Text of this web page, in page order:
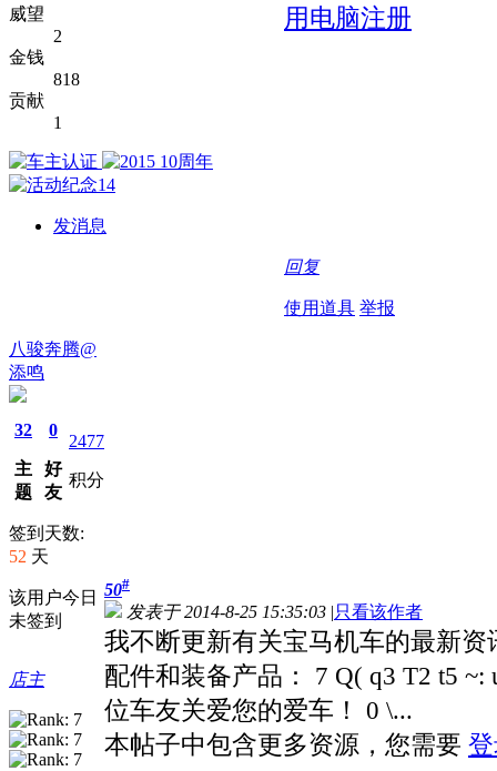
威望
2
金钱
818
贡献
1
发消息
用电脑注册
回复
使用道具 举报
八骏奔腾@
添鸣
32
主
题
0
好
友
2477
积分
签到天数:
52 天
该用户今日
未签到
店主
50#
发表于 2014-8-25 15:35:03 |只看该作者
我不断更新有关宝马机车的最新资
配件和装备产品： 7 Q( q3 T2 t5
位车友关爱您的爱车！ 0 \...
本帖子中包含更多资源，您需要